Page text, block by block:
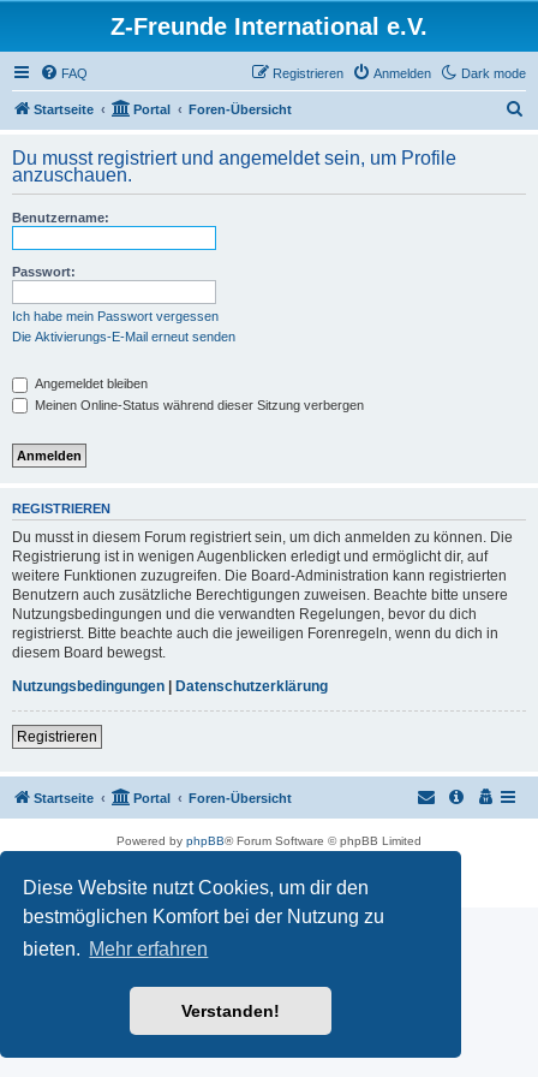
Diese Website nutzt Cookies, um dir den
bestmöglichen Komfort bei der Nutzung zu
bieten. Mehr erfahren
Verstanden!
Z-Freunde International e.V.
Dark mode
FAQ Anmelden
Registrieren
Startseite Portal Foren-Übersicht
h
Du musst registriert und angemeldet sein, um Profile
anzuschauen.
Benutzername:
Passwort:
Ich habe mein Passwort vergessen
Die Aktivierungs-E-Mail erneut senden
Angemeldet bleiben
Meinen Online-Status während dieser Sitzung verbergen
REGISTRIEREN
Du musst in diesem Forum registriert sein, um dich anmelden zu können. Die
Registrierung ist in wenigen Augenblicken erledigt und ermöglicht dir, auf
weitere Funktionen zuzugreifen. Die Board-Administration kann registrierten
Benutzern auch zusätzliche Berechtigungen zuweisen. Beachte bitte unsere
Nutzungsbedingungen und die verwandten Regelungen, bevor du dich
registrierst. Bitte beachte auch die jeweiligen Forenregeln, wenn du dich in
diesem Board bewegst.
Nutzungsbedingungen | Datenschutzerklärung
Registrieren
Startseite Portal Foren-Übersicht
Powered by phpBB® Forum Software © phpBB Limited
Datenschutz|Nutzungsbedingungen